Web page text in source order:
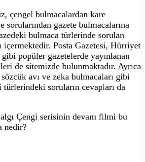
çengel bulmacalardan kare
sorularından gazete bulmacalarına
bulmaca türlerinde sorulan
içermektedir. Posta Gazetesi, Hürriyet
popüler gazetelerde yayınlanan
de sitemizde bulunmaktadır. Ayrıca
avı ve zeka bulmacaları gibi
soruların cevapları da
Çengi serisinin devam filmi bu
nedir?